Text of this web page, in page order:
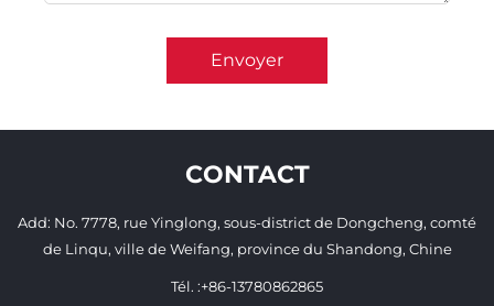
Envoyer
CONTACT
Add: No. 7778, rue Yinglong, sous-district de Dongcheng, comté
de Linqu, ville de Weifang, province du Shandong, Chine
Tél. :+86-13780862865